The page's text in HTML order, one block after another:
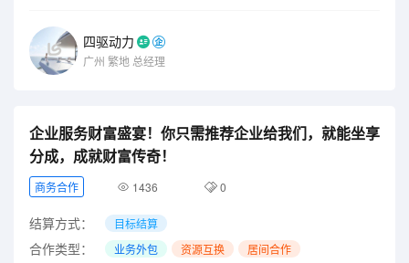
四驱动力
广州 繁地 总经理
企业服务财富盛宴！你只需推荐企业给我们，就能坐享
分成，成就财富传奇！
商务合作 1436 0
结算方式： 目标结算
合作类型： 业务外包 资源互换 居间合作